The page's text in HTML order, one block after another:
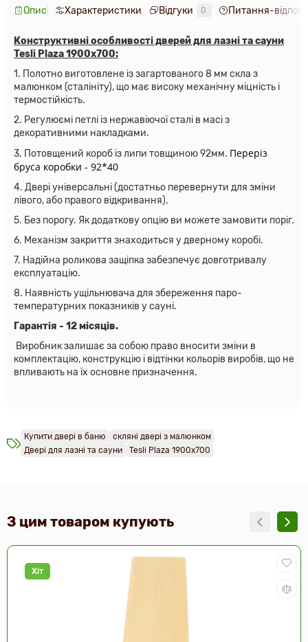
Опис Характеристики Відгуки 0 Питання-
Конструктивні особливості дверей для лазні та сауни
Tesli Plaza 1900х700:
1. Полотно виготовлене із загартованого 8 мм скла з
малюнком (сталініту), що має високу механічну міцність і
термостійкість.
2. Регулюємі петлі із нержавіючої сталі в масі з
декоративними накладками.
3. Потовщений короб із липи товщиною 92мм. Переріз
бруса коробки - 92*40
4. Двері універсальні (достатньо перевернути для зміни
лівого, або правого відкривання).
5. Без порогу. Як додаткову опцію ви можете замовити поріг.
6. Механізм закриття знаходиться у дверному коробі.
7. Надійна роликова защіпка забезпечує довготривалу
експлуатацію.
8. Наявність ущільнювача для збереження паро-
температурних показників у сауні.
Гарантія - 12 місяців.
Виробник залишає за собою право вносити зміни в
комплектацію, конструкцію і відтінки кольорів виробів, що не
впливають на їх основне призначення.
Купити двері в баню
скляні двері з малюнком
Двері для лазні та сауни
Tesli Plaza 1900х700
З цим товаром купують
Хіт